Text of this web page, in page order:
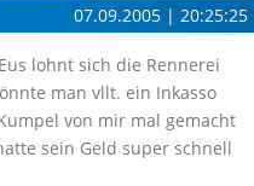
07.09.2005 | 20:25:25
lohnt sich die Rennerei
man vllt. ein Inkasso
von mir mal gemacht
sein Geld super schnell